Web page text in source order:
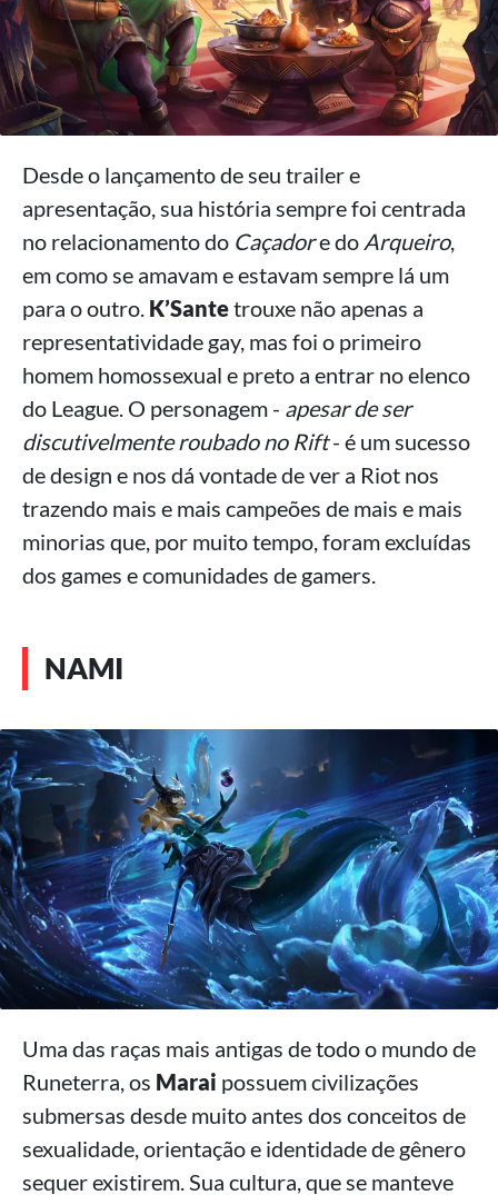
Desde o lançamento de seu trailer e
apresentação, sua história sempre foi centrada
no relacionamento do Caçadore do Arqueiro,
em como se amavam e estavam sempre lá um
para o outro. K’Santetrouxe não apenas a
representatividade gay, mas foi o primeiro
homem homossexual e preto a entrar no elenco
do League. O personagem - apesar de ser
discutivelmente roubado no Rift- é um sucesso
de design e nos dá vontade de ver a Riot nos
trazendo mais e mais campeões de mais e mais
minorias que, por muito tempo, foram excluídas
dos games e comunidades de gamers.
NAMI
Uma das raças mais antigas de todo o mundo de
Runeterra, os Marai possuem civilizações
submersas desde muito antes dos conceitos de
sexualidade, orientação e identidade de gênero
sequer existirem. Sua cultura, que se manteve